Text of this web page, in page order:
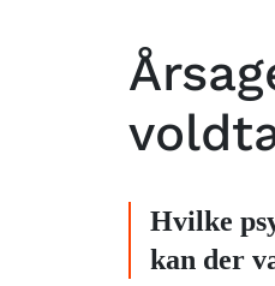
Hvilke
kan der